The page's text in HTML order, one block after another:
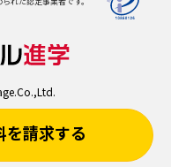
を請求する